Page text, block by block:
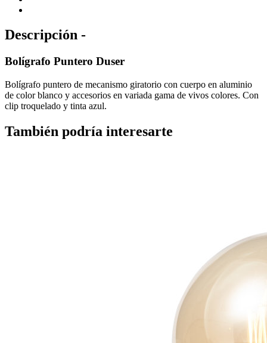
Descripción -
Bolígrafo Puntero Duser
Bolígrafo puntero de mecanismo giratorio con cuerpo en aluminio
de color blanco y accesorios en variada gama de vivos colores. Con
clip troquelado y tinta azul.
También podría interesarte